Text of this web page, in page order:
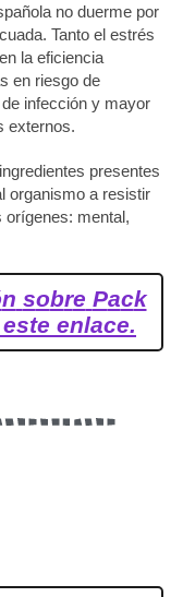
no duerme por
Tanto el estrés
la eficiencia
en riesgo de
infección y mayor
externos.
presentes
organismo a resistir
orígenes: mental,
n sobre Pack
este enlace.